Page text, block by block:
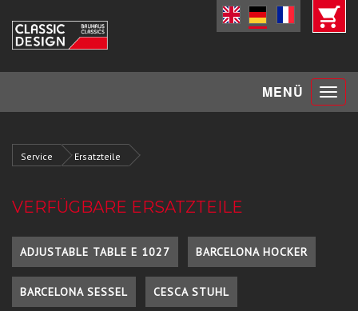
MENÜ Toggle
Service Ersatzteile
VERFÜGBARE ERSATZTEILE
ADJUSTABLE TABLE E 1027 BARCELONA HOCKER
BARCELONA SESSEL CESCA STUHL